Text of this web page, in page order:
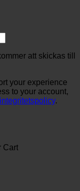
att skickas till
your experience
to your account,
integritetspolicy.
Cart